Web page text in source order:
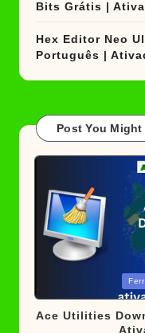
Bits Grátis |
Hex Editor Neo
Português |
Post You
in
Ace Utilities